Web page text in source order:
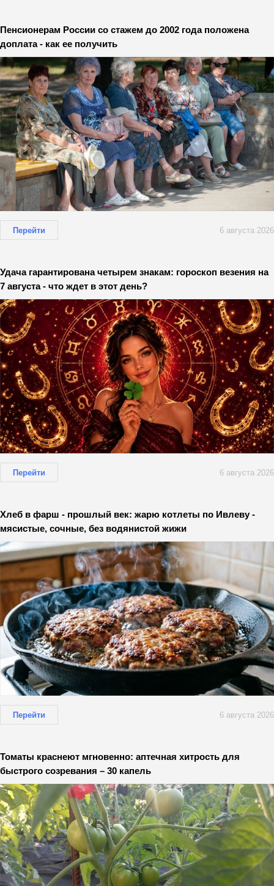
Пенсионерам России со стажем до 2002 года положена
доплата - как ее получить
Перейти 6 августа 2026
Удача гарантирована четырем знакам: гороскоп везения на
7 августа - что ждет в этот день?
Перейти 6 августа 2026
Хлеб в фарш - прошлый век: жарю котлеты по Ивлеву -
мясистые, сочные, без водянистой жижи
Перейти 6 августа 2026
Томаты краснеют мгновенно: аптечная хитрость для
быстрого созревания – 30 капель